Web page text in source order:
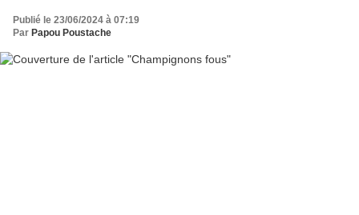
Publié le 23/06/2024 à 07:19
Par Papou Poustache